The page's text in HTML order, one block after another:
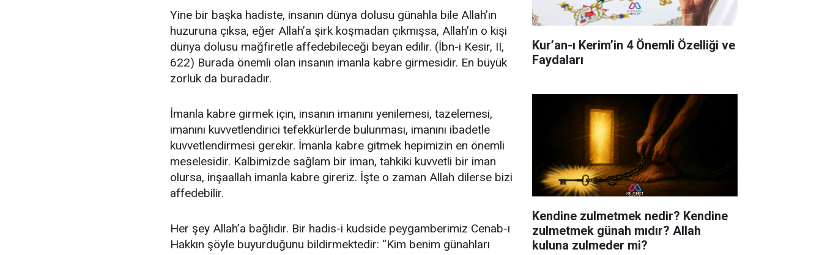
Yine bir başka hadiste, insanın dünya dolusu günahla bile Allah’ın
huzuruna çıksa, eğer Allah’a şirk koşmadan çıkmışsa, Allah’ın o kişi
dünya dolusu mağfiretle affedebileceği beyan edilir. (İbn-i Kesir, II,
622) Burada önemli olan insanın imanla kabre girmesidir. En büyük
zorluk da buradadır.
İmanla kabre girmek için, insanın imanını yenilemesi, tazelemesi,
imanını kuvvetlendirici tefekkürlerde bulunması, imanını ibadetle
kuvvetlendirmesi gerekir. İmanla kabre gitmek hepimizin en önemli
meselesidir. Kalbimizde sağlam bir iman, tahkiki kuvvetli bir iman
olursa, inşaallah imanla kabre gireriz. İşte o zaman Allah dilerse bizi
affedebilir.
Her şey Allah’a bağlıdır. Bir hadis-i kudside peygamberimiz Cenab-ı
Hakkın şöyle buyurduğunu bildirmektedir: “Kim benim günahları
Kur’an-ı Kerim’in 4 Önemli Özelliği ve
Faydaları
Kendine zulmetmek nedir? Kendine
zulmetmek günah mıdır? Allah
kuluna zulmeder mi?